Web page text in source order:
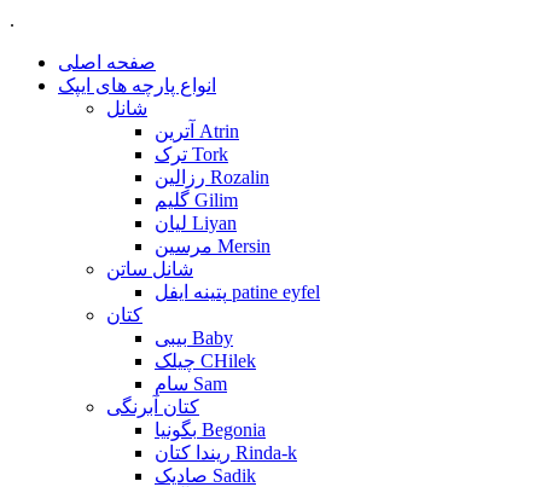
.
صفحه اصلی
انواع پارچه های ایپک
شانل
آترین Atrin
ترک Tork
رزالین Rozalin
گلیم Gilim
لیان Liyan
مرسین Mersin
شانل ساتن
پتینه ایفل patine eyfel
کتان
بیبی Baby
چیلک CHilek
سام Sam
کتان آبرنگی
بگونیا Begonia
ریندا کتان Rinda-k
صادیک Sadik